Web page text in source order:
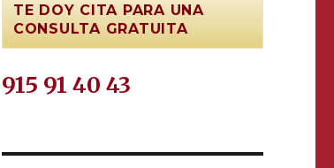
TE DOY CITA PARA UNA
CONSULTA GRATUITA
915 91 40 43